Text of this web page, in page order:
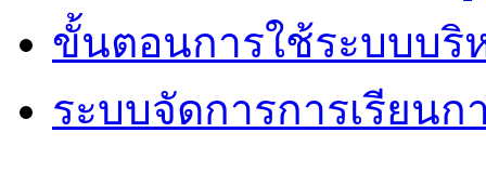
ขั้นตอนการใช้ระบบบริ
ระบบจัดการการเรียน